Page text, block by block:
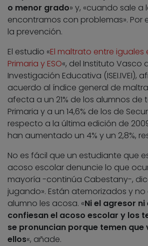
o menor grado» y, «cuando sale a
encontramos con problemas». Por
la prevención.
El estudio «El maltrato entre iguales
Primaria y ESO«, del Instituto Vasco
Investigación Educativa (ISEI.IVEI),
acuerdo al índice general de
afecta a un 21% de los alumnos de
Primaria y a un 14,6% de los de
respecto a la última edición de
han aumentado un 4% y un 2,8%,
No es fácil que un estudiante que
acoso escolar denuncie lo que
mayoría -continúa Cabestany-,
jugando». Están atemorizados y
alumno les acosa. «Ni el agresor
confiesan el acoso escolar y los
se pronuncian porque temen
ellos«, añade.